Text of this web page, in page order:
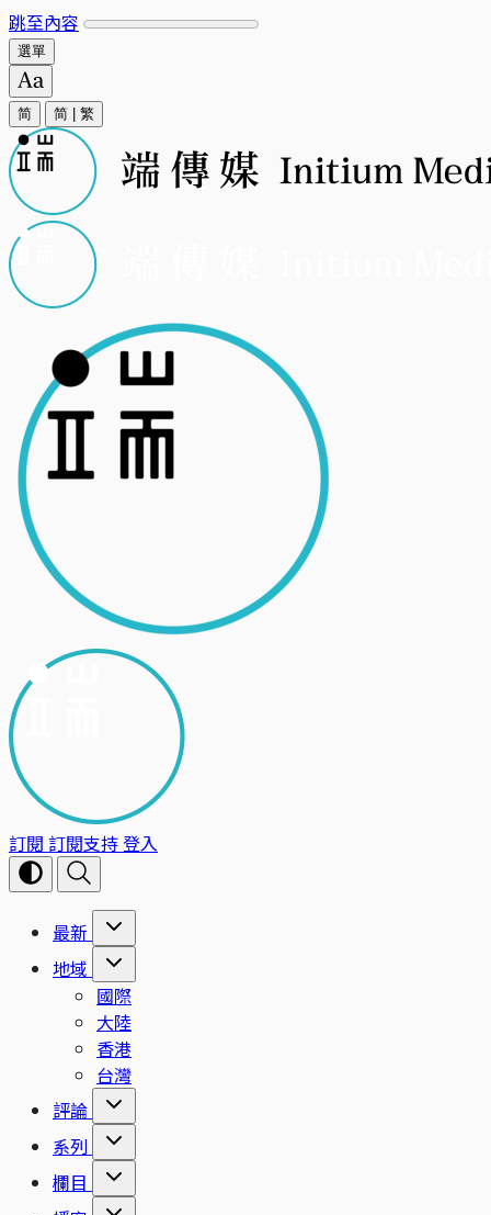
跳至內容
選單
简 简 繁
訂閱 訂閱支持登入
最新
地域
國際
大陸
香港
台灣
評論
系列
欄目